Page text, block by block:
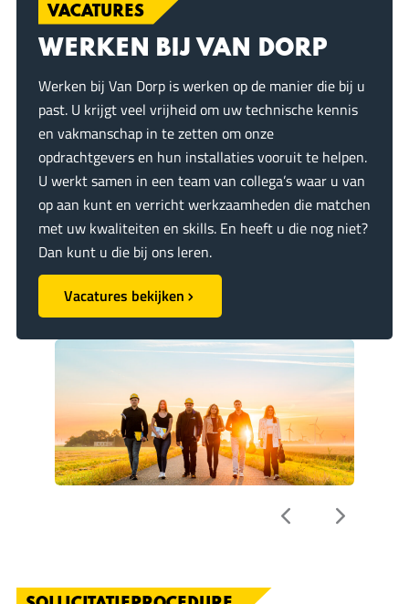
ë
r
e
n
l
o
o
I
p
VACATURES
WERKEN BIJ VAN DORP
Werken bij Van Dorp is werken op de manier die bij u
past. U krijgt veel vrijheid om uw technische kennis
en vakmanschap in te zetten om onze
opdrachtgevers en hun installaties vooruit te helpen.
U werkt samen in een team van collega’s waar u van
op aan kunt en verricht werkzaamheden die matchen
met uw kwaliteiten en skills. En heeft u die nog niet?
Dan kunt u die bij ons leren.
Vacatures bekijken